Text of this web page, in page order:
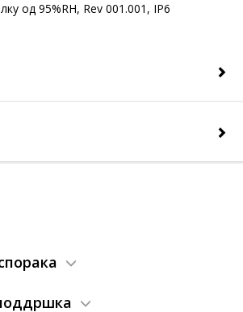
од 95%RH, Rev 001.001, IP6